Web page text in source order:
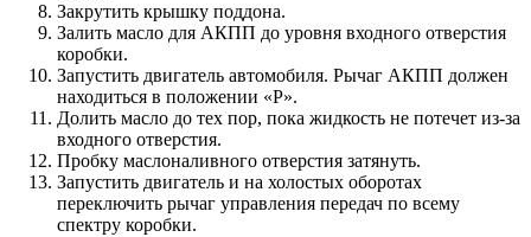
Закрутить крышку поддона.
Залить масло для АКПП до уровня входного отверстия
коробки.
Запустить двигатель автомобиля. Рычаг АКПП должен
находиться в положении «P».
Долить масло до тех пор, пока жидкость не потечет из-за
входного отверстия.
Пробку маслоналивного отверстия затянуть.
Запустить двигатель и на холостых оборотах
переключить рычаг управления передач по всему
спектру коробки.